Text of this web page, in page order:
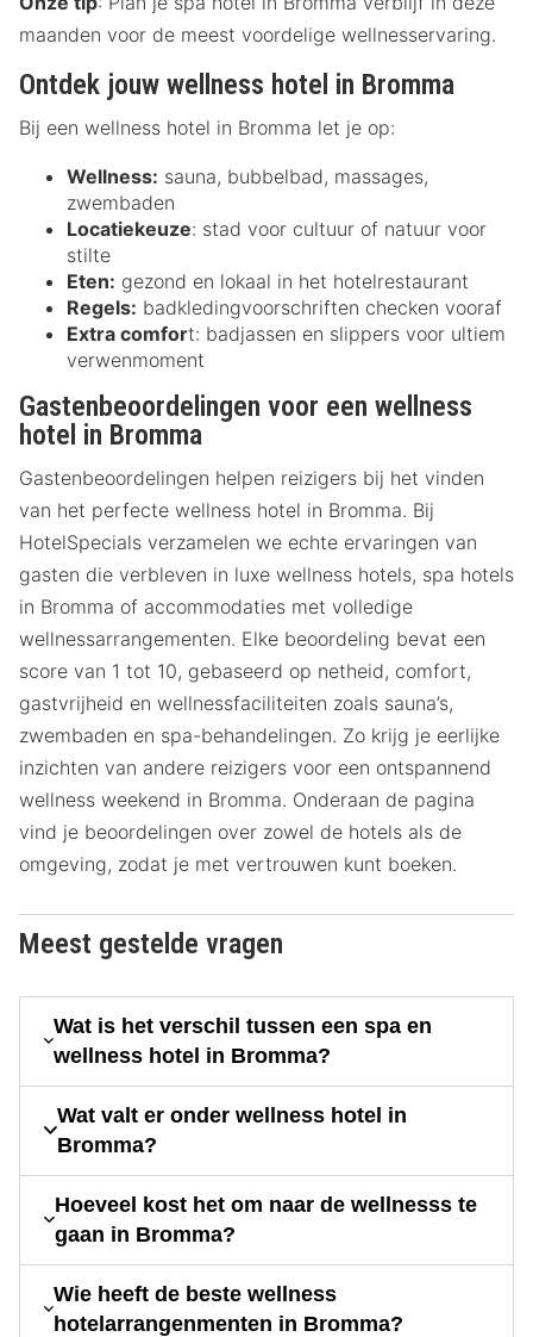
maanden voor de meest voordelige wellnesservaring.
Ontdek jouw wellness hotel in Bromma
Bij een wellness hotel in Bromma let je op:
Wellness: sauna, bubbelbad, massages,
zwembaden
Locatiekeuze: stad voor cultuur of natuur voor
stilte
Eten: gezond en lokaal in het hotelrestaurant
Regels: badkledingvoorschriften checken vooraf
Extra comfort: badjassen en slippers voor ultiem
verwenmoment
Gastenbeoordelingen voor een wellness
hotel in Bromma
Gastenbeoordelingen helpen reizigers bij het vinden
van het perfecte wellness hotel in Bromma. Bij
HotelSpecials verzamelen we echte ervaringen van
gasten die verbleven in luxe wellness hotels, spa hotels
in Bromma of accommodaties met volledige
wellnessarrangementen. Elke beoordeling bevat een
score van 1 tot 10, gebaseerd op netheid, comfort,
gastvrijheid en wellnessfaciliteiten zoals sauna’s,
zwembaden en spa-behandelingen. Zo krijg je eerlijke
inzichten van andere reizigers voor een ontspannend
wellness weekend in Bromma. Onderaan de pagina
vind je beoordelingen over zowel de hotels als de
omgeving, zodat je met vertrouwen kunt boeken.
Meest gestelde vragen
Wat is het verschil tussen een spa en
wellness hotel in Bromma?
Wat valt er onder wellness hotel in
Bromma?
Hoeveel kost het om naar de wellnesss te
gaan in Bromma?
Wie heeft de beste wellness
hotelarrangenmenten in Bromma?